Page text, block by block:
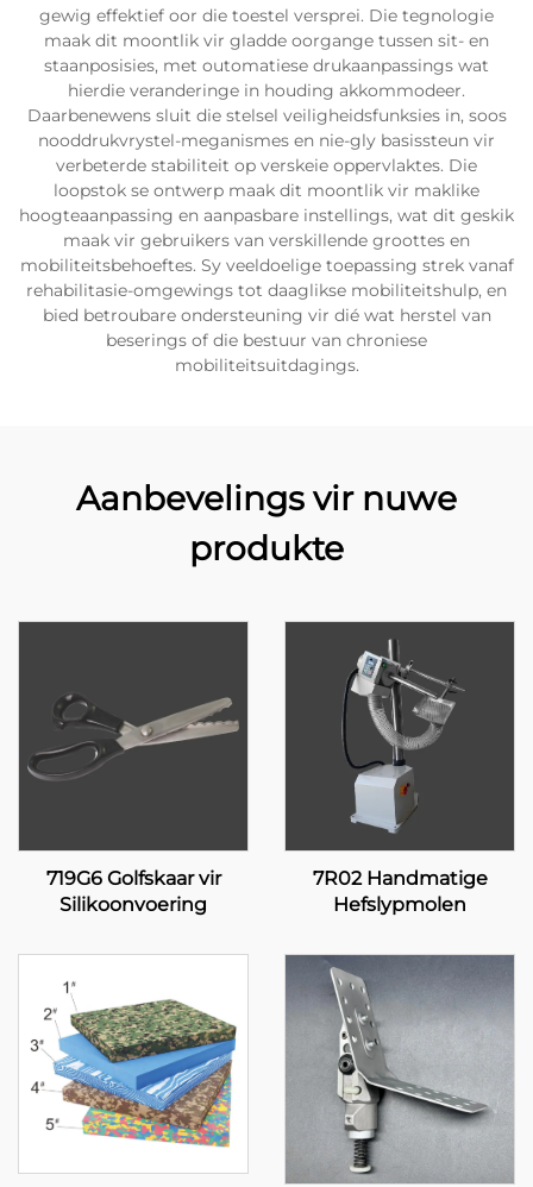
gewig effektief oor die toestel versprei. Die tegnologie
maak dit moontlik vir gladde oorgange tussen sit- en
staanposisies, met outomatiese drukaanpassings wat
hierdie veranderinge in houding akkommodeer.
Daarbenewens sluit die stelsel veiligheidsfunksies in, soos
nooddrukvrystel-meganismes en nie-gly basissteun vir
verbeterde stabiliteit op verskeie oppervlaktes. Die
loopstok se ontwerp maak dit moontlik vir maklike
hoogteaanpassing en aanpasbare instellings, wat dit geskik
maak vir gebruikers van verskillende groottes en
mobiliteitsbehoeftes. Sy veeldoelige toepassing strek vanaf
rehabilitasie-omgewings tot daaglikse mobiliteitshulp, en
bied betroubare ondersteuning vir dié wat herstel van
beserings of die bestuur van chroniese
mobiliteitsuitdagings.
Aanbevelings vir nuwe
produkte
719G6 Golfskaar vir
Silikoonvoering
7R02 Handmatige
Hefslypmolen